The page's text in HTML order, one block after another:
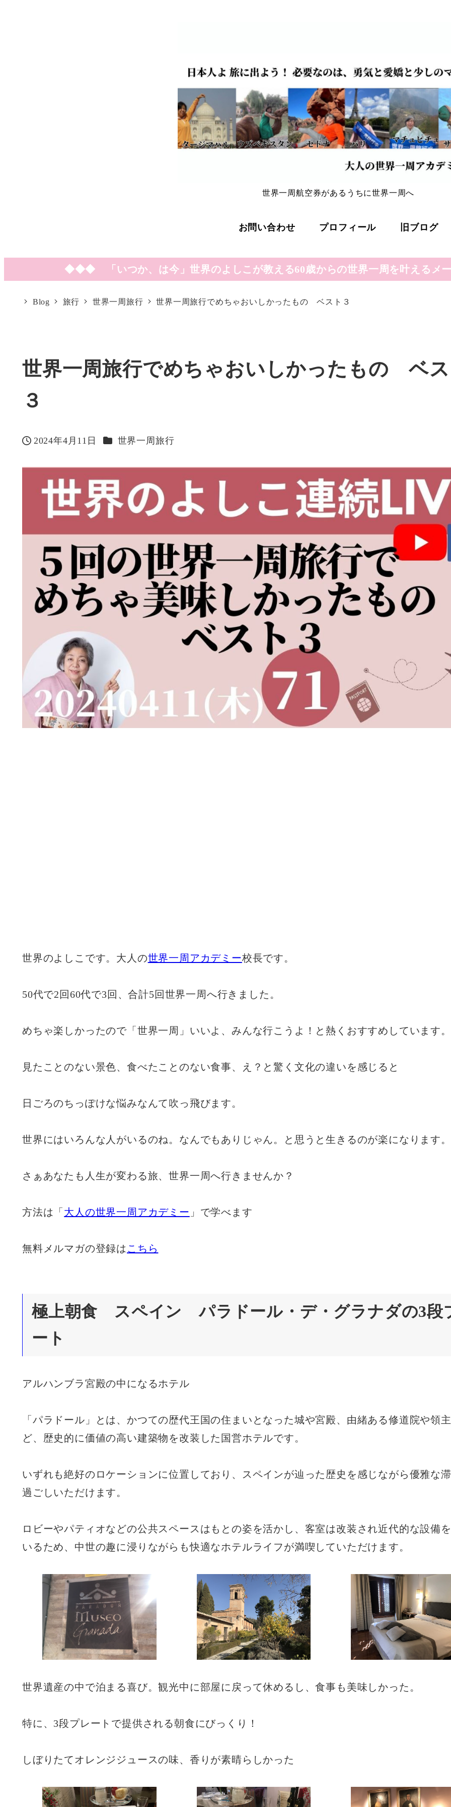
世界一周航空券があるうちに世界一周へ
お問い合わせ プロフィール 旧ブログ
◆◆◆ 「いつか、は今」世界のよしこが教える60歳からの世界一周を叶える
Blog 旅行 世界一周旅行 世界一周旅行でめちゃおいしかったもの ベスト３
世界一周旅行でめちゃおいしかったもの ベ
３
投稿日
2024年4月11日 カテゴリー
世界一周旅行
世界のよしこです。大人の世界一周アカデミー校長です。
50代で2回60代で3回、合計5回世界一周へ行きました。
めちゃ楽しかったので「世界一周」いいよ、みんな行こうよ！と熱くおすすめしています。
見たことのない景色、食べたことのない食事、え？と驚く文化の違いを感じると
日ごろのちっぽけな悩みなんて吹っ飛びます。
世界にはいろんな人がいるのね。なんでもありじゃん。と思うと生きるのが楽になります。
さぁあなたも人生が変わる旅、世界一周へ行きませんか？
方法は「 大人の世界一周アカデミー 」で学べます
無料メルマガの登録は こちら
極上朝食 スペイン パラドール・デ・グラナダの3段
ート
アルハンブラ宮殿の中になるホテル
「パラドール」とは、かつての歴代王国の住まいとなった城や宮殿、由緒ある修道院や領
ど、歴史的に価値の高い建築物を改装した国営ホテルです。
いずれも絶好のロケーションに位置しており、スペインが辿った歴史を感じながら優雅な
過ごしいただけます。
ロビーやパティオなどの公共スペースはもとの姿を活かし、客室は改装され近代的な設備
いるため、中世の趣に浸りながらも快適なホテルライフが満喫していただけます。
世界遺産の中で泊まる喜び。観光中に部屋に戻って休めるし、食事も美味しかった。
特に、3段プレートで提供される朝食にびっくり！
しぼりたてオレンジジュースの味、香りが素晴らしかった